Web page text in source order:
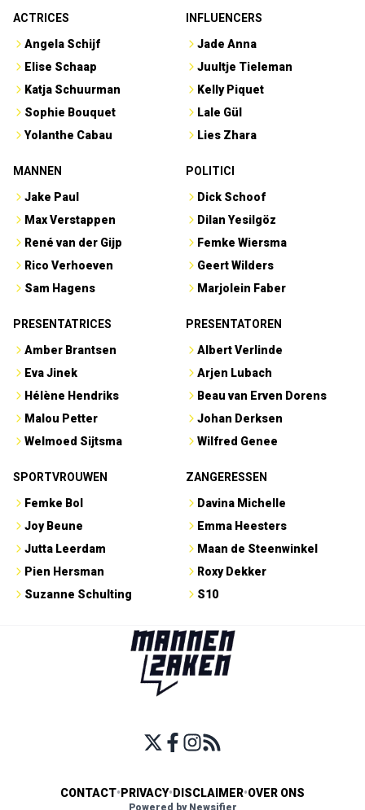
ACTRICES
Angela Schijf
Elise Schaap
Katja Schuurman
Sophie Bouquet
Yolanthe Cabau
INFLUENCERS
Jade Anna
Juultje Tieleman
Kelly Piquet
Lale Gül
Lies Zhara
MANNEN
Jake Paul
Max Verstappen
René van der Gijp
Rico Verhoeven
Sam Hagens
POLITICI
Dick Schoof
Dilan Yesilgöz
Femke Wiersma
Geert Wilders
Marjolein Faber
PRESENTATRICES
Amber Brantsen
Eva Jinek
Hélène Hendriks
Malou Petter
Welmoed Sijtsma
PRESENTATOREN
Albert Verlinde
Arjen Lubach
Beau van Erven Dorens
Johan Derksen
Wilfred Genee
SPORTVROUWEN
Femke Bol
Joy Beune
Jutta Leerdam
Pien Hersman
Suzanne Schulting
ZANGERESSEN
Davina Michelle
Emma Heesters
Maan de Steenwinkel
Roxy Dekker
S10
CONTACT• PRIVACY• DISCLAIMER•OVER ONS
Powered by Newsifier